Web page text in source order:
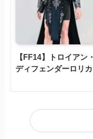
【FF14】トロイアン・
ディフェンダーロリカ